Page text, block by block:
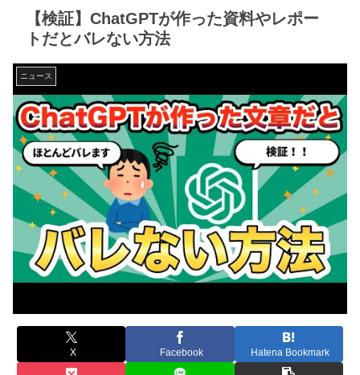
【検証】ChatGPTが作った資料やレポー
トだとバレない方法
ニュース
X Facebook Hatena Bookmark